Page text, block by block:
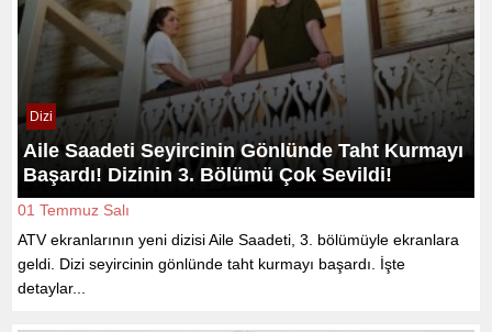
Dizi
Aile Saadeti Seyircinin Gönlünde Taht Kurmayı
Başardı! Dizinin 3. Bölümü Çok Sevildi!
01 Temmuz Salı
ATV ekranlarının yeni dizisi Aile Saadeti, 3. bölümüyle ekranlara
geldi. Dizi seyircinin gönlünde taht kurmayı başardı. İşte
detaylar...